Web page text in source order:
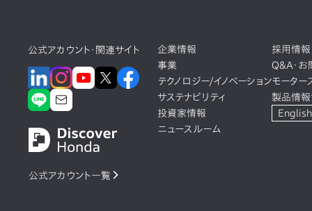
公式アカウント・関連サイト
公式アカウント一覧
企業情報
事業
テクノロジー/イノベーション
サステナビリティ
投資家情報
ニュースルーム
採用情報
Q&A・
モーター
製品情報
English